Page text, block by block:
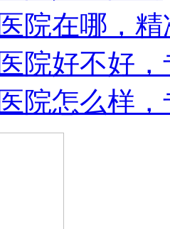
院在哪，精
院好不好，
院怎么样，